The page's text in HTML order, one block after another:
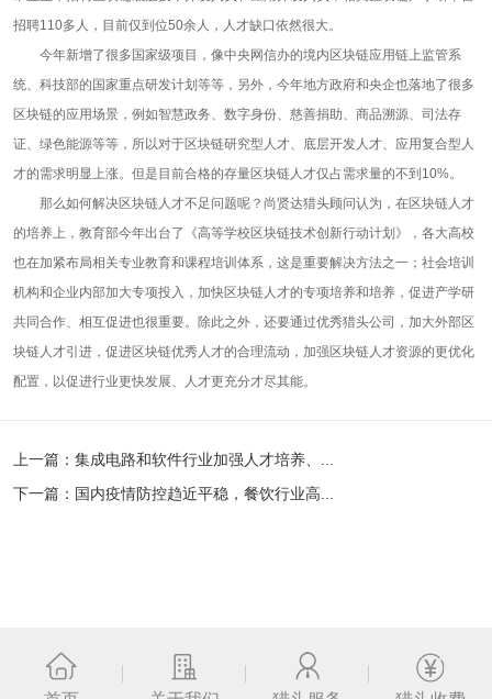
招聘110多人，目前仅到位50余人，人才缺口依然很大。
今年新增了很多国家级项目，像中央网信办的境内区块链应用链上监管系
统、科技部的国家重点研发计划等等，另外，今年地方政府和央企也落地了很多
区块链的应用场景，例如智慧政务、数字身份、慈善捐助、商品溯源、司法存
证、绿色能源等等，所以对于区块链研究型人才、底层开发人才、应用复合型人
才的需求明显上涨。但是目前合格的存量区块链人才仅占需求量的不到10%。
那么如何解决区块链人才不足问题呢？尚贤达猎头顾问认为，在区块链人才
的培养上，教育部今年出台了《高等学校区块链技术创新行动计划》，各大高校
也在加紧布局相关专业教育和课程培训体系，这是重要解决方法之一；社会培训
机构和企业内部加大专项投入，加快区块链人才的专项培养和培养，促进产学研
共同合作、相互促进也很重要。除此之外，还要通过优秀猎头公司，加大外部区
块链人才引进，促进区块链优秀人才的合理流动，加强区块链人才资源的更优化
配置，以促进行业更快发展、人才更充分才尽其能。
上一篇： 集成电路和软件行业加强人才培养、...
下一篇： 国内疫情防控趋近平稳，餐饮行业高...